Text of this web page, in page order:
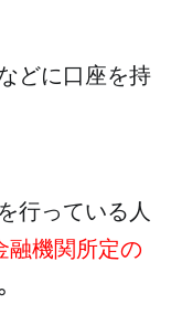
どに口座を持
行っている人
融機関所定の